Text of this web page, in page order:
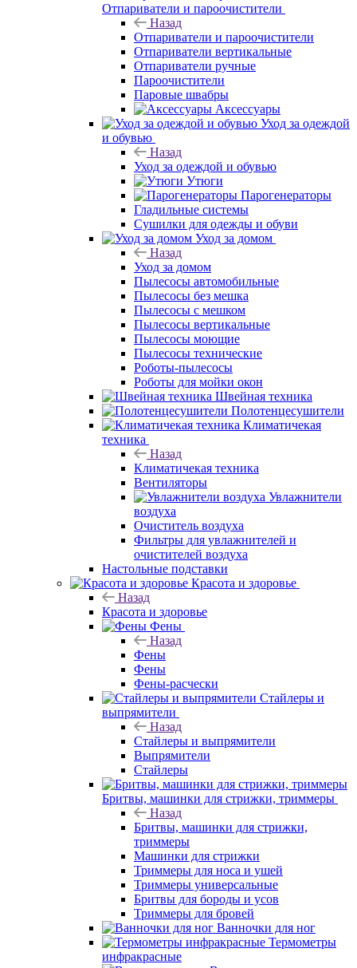
Отпариватели и пароочистители
Назад
Отпариватели и пароочистители
Отпариватели вертикальные
Отпариватели ручные
Пароочистители
Паровые швабры
Аксессуары
Уход за одеждой
и обувью
Назад
Уход за одеждой и обувью
Утюги
Парогенераторы
Гладильные системы
Сушилки для одежды и обуви
Уход за домом
Назад
Уход за домом
Пылесосы автомобильные
Пылесосы без мешка
Пылесосы с мешком
Пылесосы вертикальные
Пылесосы моющие
Пылесосы технические
Роботы-пылесосы
Роботы для мойки окон
Швейная техника
Полотенцесушители
Климатичекая
техника
Назад
Климатичекая техника
Вентиляторы
Увлажнители
воздуха
Очиститель воздуха
Фильтры для увлажнителей и
очистителей воздуха
Настольные подставки
Красота и здоровье
Назад
Красота и здоровье
Фены
Назад
Фены
Фены
Фены-расчески
Стайлеры и
выпрямители
Назад
Стайлеры и выпрямители
Выпрямители
Стайлеры
Бритвы, машинки для стрижки, триммеры
Назад
Бритвы, машинки для стрижки,
триммеры
Машинки для стрижки
Триммеры для носа и ушей
Триммеры универсальные
Бритвы для бороды и усов
Триммеры для бровей
Ванночки для ног
Термометры
инфракрасные